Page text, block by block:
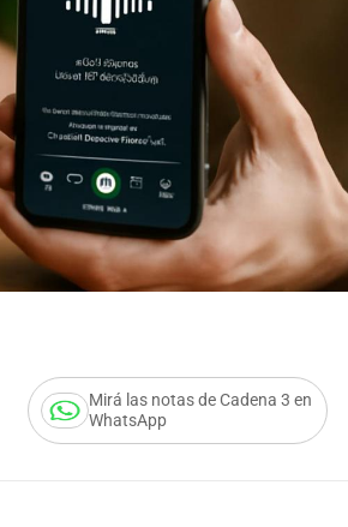
Mirá las notas de Cadena 3 en
WhatsApp